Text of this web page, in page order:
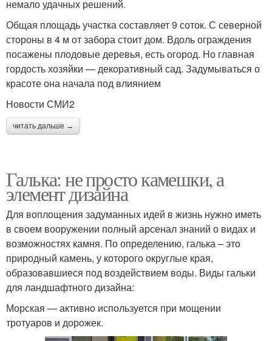
немало удачных решений.
Общая площадь участка составляет 9 соток. С северной
стороны в 4 м от забора стоит дом. Вдоль ограждения
посажены плодовые деревья, есть огород. Но главная
гордость хозяйки — декоративный сад. Задумываться о
красоте она начала под влиянием
Новости СМИ2
читать дальше →
Галька: не просто камешки, а
элемент дизайна
Для воплощения задуманных идей в жизнь нужно иметь
в своем вооружении полный арсенал знаний о видах и
возможностях камня. По определению, галька – это
природный камень, у которого округлые края,
образовавшиеся под воздействием воды. Виды гальки
для ландшафтного дизайна:
Морская — активно используется при мощении
тротуаров и дорожек.